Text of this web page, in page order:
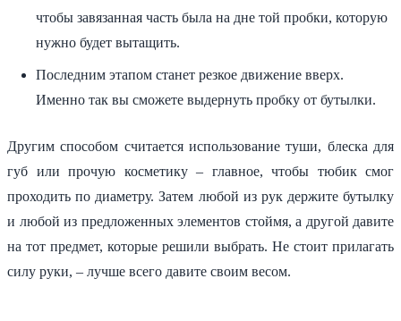
чтобы завязанная часть была на дне той пробки, которую
нужно будет вытащить.
Последним этапом станет резкое движение вверх.
Именно так вы сможете выдернуть пробку от бутылки.
Другим способом считается использование туши, блеска для
губ или прочую косметику – главное, чтобы тюбик смог
проходить по диаметру. Затем любой из рук держите бутылку
и любой из предложенных элементов стоймя, а другой давите
на тот предмет, которые решили выбрать. Не стоит прилагать
силу руки, – лучше всего давите своим весом.